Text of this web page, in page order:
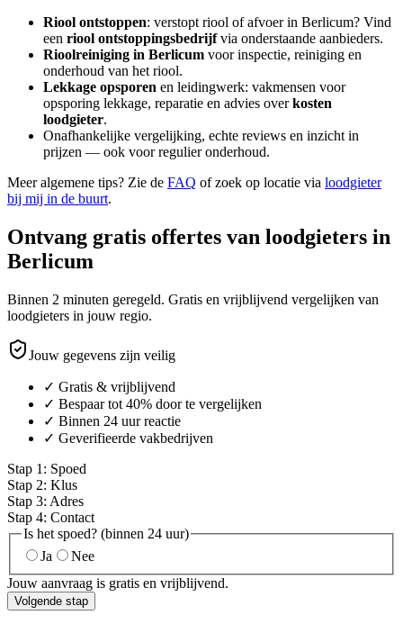
Riool ontstoppen: verstopt riool of afvoer in Berlicum? Vind
een riool ontstoppingsbedrijfvia onderstaande aanbieders.
Rioolreiniging in Berlicum voor inspectie, reiniging en
onderhoud van het riool.
Lekkage opsporen en leidingwerk: vakmensen voor
opsporing lekkage, reparatie en advies overkosten
loodgieter.
Onafhankelijke vergelijking, echte reviews en inzicht in
prijzen — ook voor regulier onderhoud.
Meer algemene tips? Zie de FAQ of zoek op locatie via loodgieter
bij mij in de buurt.
Ontvang gratis offertes van loodgieters in
Berlicum
Binnen 2 minuten geregeld. Gratis en vrijblijvend vergelijken van
loodgieters in jouw regio.
Jouw gegevens zijn veilig
✓ Gratis & vrijblijvend
✓ Bespaar tot 40% door te vergelijken
✓ Binnen 24 uur reactie
✓ Geverifieerde vakbedrijven
Stap 1 : Spoed
Stap 2: Klus
Stap 3: Adres
Stap 4: Contact
Is het spoed? (binnen 24 uur)
Ja
Nee
Jouw aanvraag is gratis en vrijblijvend.
Volgende stap